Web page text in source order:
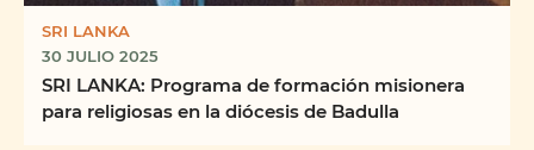
SRI LANKA
30 JULIO 2025
SRI LANKA: Programa de formación misionera
para religiosas en la diócesis de Badulla